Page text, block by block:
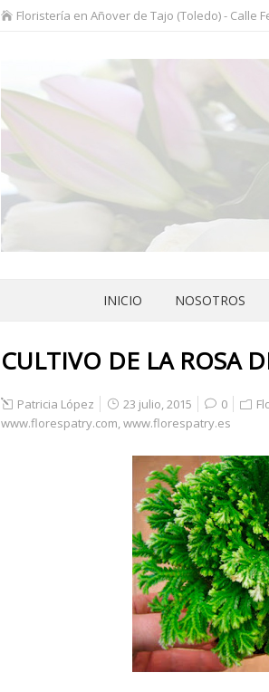
Floristería en Añover de Tajo (Toledo) - Calle
INICIO NOSOTROS
CULTIVO DE LA ROSA
Patricia López 23 julio, 2015 0
www.florespatry.com,www.florespatry.es